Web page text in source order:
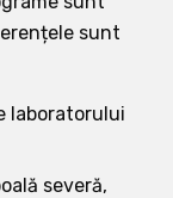
sunt
laboratorului
severă,